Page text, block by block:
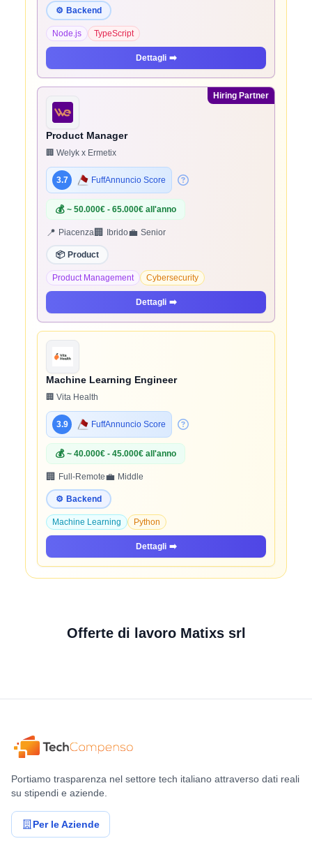
⚙️ Backend
Node.js TypeScript
Dettagli ➡️
Hiring Partner
Product Manager
🏢 Welyk x Ermetix
3.7 FuffAnnuncio Score
💰 ~ 50.000€ - 65.000€ all'anno
📍 Piacenza🏢 Ibrido💼 Senior
📦 Product
Product Management Cybersecurity
Dettagli ➡️
Machine Learning Engineer
🏢 Vita Health
3.9 FuffAnnuncio Score
💰 ~ 40.000€ - 45.000€ all'anno
🏢 Full-Remote💼 Middle
⚙️ Backend
Machine Learning Python
Dettagli ➡️
Offerte di lavoro Matixs srl
Portiamo trasparenza nel settore tech italiano attraverso dati reali
su stipendi e aziende.
Per le Aziende